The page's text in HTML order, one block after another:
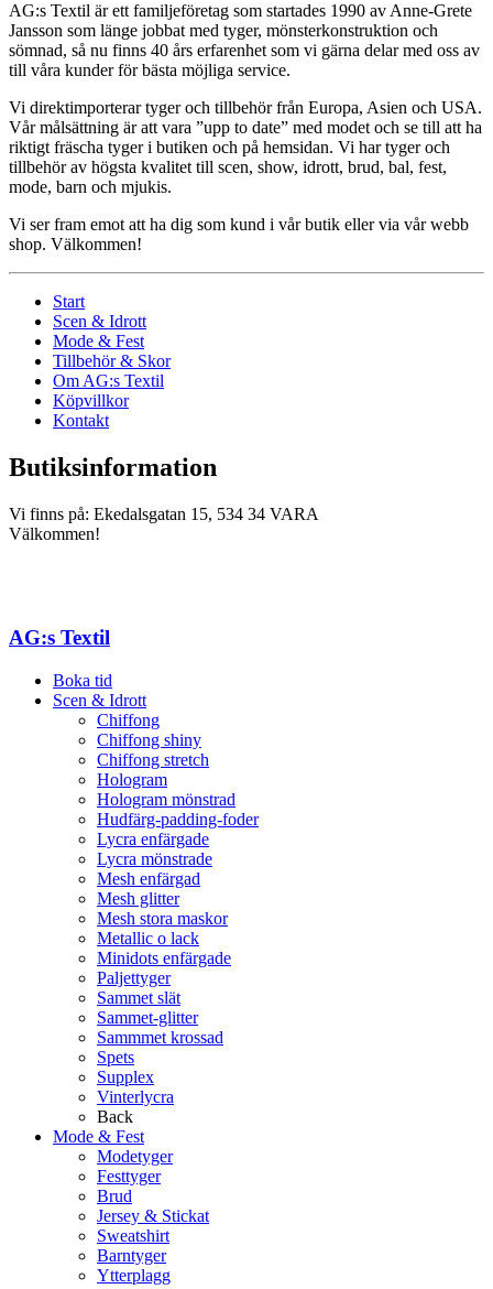
AG:s Textil är ett familjeföretag som startades 1990 av Anne-Grete
Jansson som länge jobbat med tyger, mönsterkonstruktion och
sömnad, så nu finns 40 års erfarenhet som vi gärna delar med oss av
till våra kunder för bästa möjliga service.
Vi direktimporterar tyger och tillbehör från Europa, Asien och USA.
Vår målsättning är att vara ”upp to date” med modet och se till att ha
riktigt fräscha tyger i butiken och på hemsidan. Vi har tyger och
tillbehör av högsta kvalitet till scen, show, idrott, brud, bal, fest,
mode, barn och mjukis.
Vi ser fram emot att ha dig som kund i vår butik eller via vår webb
shop. Välkommen!
Start
Scen & Idrott
Mode & Fest
Tillbehör & Skor
Om AG:s Textil
Köpvillkor
Kontakt
Butiksinformation
Vi finns på: Ekedalsgatan 15, 534 34 VARA
Välkommen!
AG:s Textil
Boka tid
Scen & Idrott
Chiffong
Chiffong shiny
Chiffong stretch
Hologram
Hologram mönstrad
Hudfärg-padding-foder
Lycra enfärgade
Lycra mönstrade
Mesh enfärgad
Mesh glitter
Mesh stora maskor
Metallic o lack
Minidots enfärgade
Paljettyger
Sammet slät
Sammet-glitter
Sammmet krossad
Spets
Supplex
Vinterlycra
Back
Mode & Fest
Modetyger
Festtyger
Brud
Jersey & Stickat
Sweatshirt
Barntyger
Ytterplagg